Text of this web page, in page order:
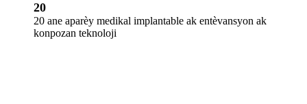
20
20 ane aparèy medikal implantable ak entèvansyon ak
konpozan teknoloji